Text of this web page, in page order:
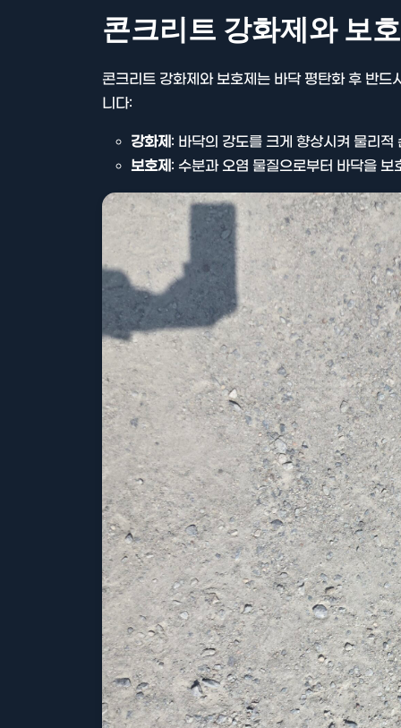
콘크리트 강화제와 보
콘크리트 강화제와 보호제는 바닥 평탄화 후 반
니다:
강화제 : 바닥의 강도를 크게 향상시켜 물리적
보호제 : 수분과 오염 물질으로부터 바닥을 보